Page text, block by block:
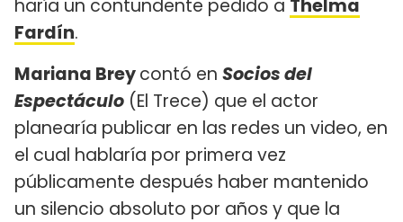
haría un contundente pedido a Thelma
Fardín.
Mariana Breycontó en Socios del
Espectáculo (El Trece) que el actor
planearía publicar en las redes un video, en
el cual hablaría por primera vez
públicamente después haber mantenido
un silencio absoluto por años y que la